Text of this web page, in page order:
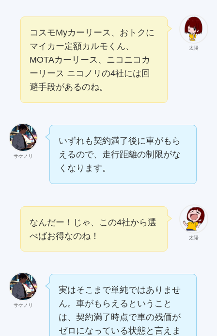
太陽
コスモMyカーリース、おトクに
マイカー定額カルモくん、
MOTAカーリース、ニコニコカ
ーリース ニコノリの4社には回
避手段があるのね。
サケノリ
いずれも契約満了後に車がもら
えるので、走行距離の制限がな
くなります。
太陽
なんだー！じゃ、この4社から選
べばお得なのね！
サケノリ
実はそこまで単純ではありませ
ん。車がもらえるということ
は、契約満了時点で車の残価が
ゼロになっている状態と言えま